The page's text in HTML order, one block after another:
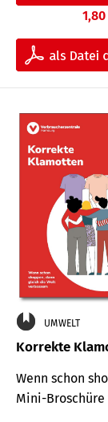
UMWELT
Korrekte
Wenn schon
Mini-Broschüre